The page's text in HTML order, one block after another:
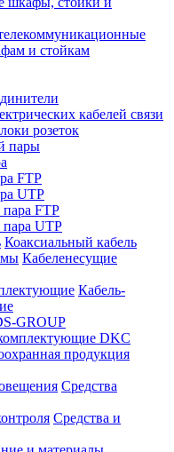
и стойкам
кабелей связи
розеток
пары
FTP
UTP
FTP
пара UTP
Коаксиальный кабель
Кабеленесущие
Кабель-
GROUP
DKC
продукция
Средства
Средства и